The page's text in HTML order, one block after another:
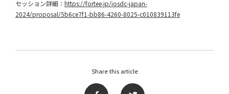
セッション詳細： https://fortee.jp/iosdc-japan-
2024/proposal/5b6ce7f1-bb86-4260-8025-c010839113fe
Share this article